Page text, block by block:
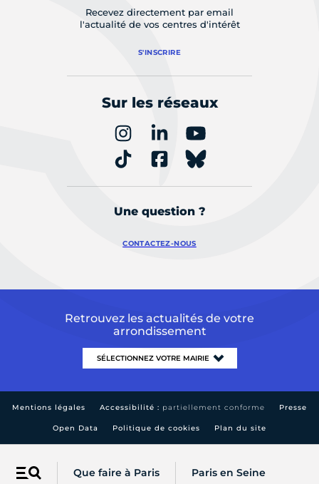
Menu Que faire à Paris Paris en Seine
Recevez directement par email
l'actualité de vos centres d'intérêt
S'INSCRIRE
Sur les réseaux
Une question ?
CONTACTEZ-NOUS
Retrouvez les actualités de votre
arrondissement
Mentions légales Accessibilité : partiellement conforme Presse
Open Data Politique de cookies Plan du site